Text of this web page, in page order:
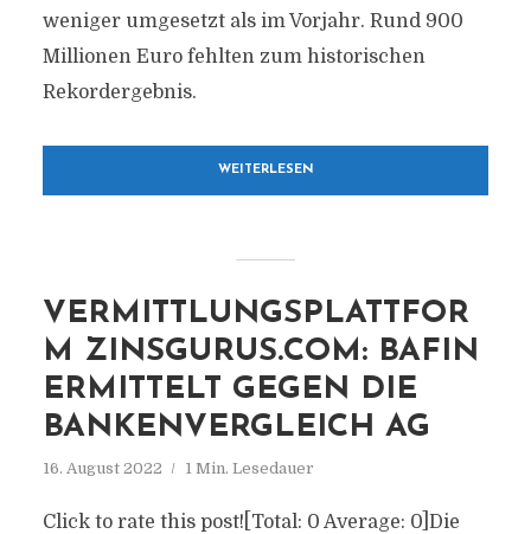
weniger umgesetzt als im Vorjahr. Rund 900
Millionen Euro fehlten zum historischen
Rekordergebnis.
WEITERLESEN
VERMITTLUNGSPLATTFOR
M ZINSGURUS.COM: BAFIN
ERMITTELT GEGEN DIE
BANKENVERGLEICH AG
16. August 2022 1 Min. Lesedauer
Click to rate this post![Total: 0 Average: 0]Die